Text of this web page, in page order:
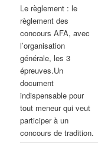
Le règlement : le
règlement des
concours AFA, avec
l’organisation
générale, les 3
épreuves.Un
document
indispensable pour
tout meneur qui veut
participer à un
concours de tradition.